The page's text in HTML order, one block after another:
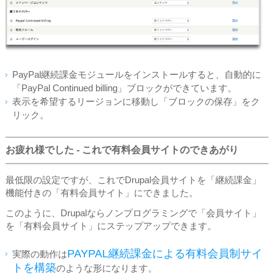
PayPal継続課金モジュールをインストールすると、自動的に
「PayPal Continued billing」ブロックができています。
表示を希望するリージョンに移動し「ブロックの保存」をク
リック。
お疲れ様でした - これで有料会員サイトのできあがり
最低限の設定ですが、これでDrupal会員サイトを「継続課金」
機能付きの「有料会員サイト」にできました。
このように、Drupalならノンプログラミングで「会員サイト」
を「有料会員サイト」にステップアップできます。
実際の動作はPAYPAL継続課金による有料会員制サイ
トを構築のような形になります。